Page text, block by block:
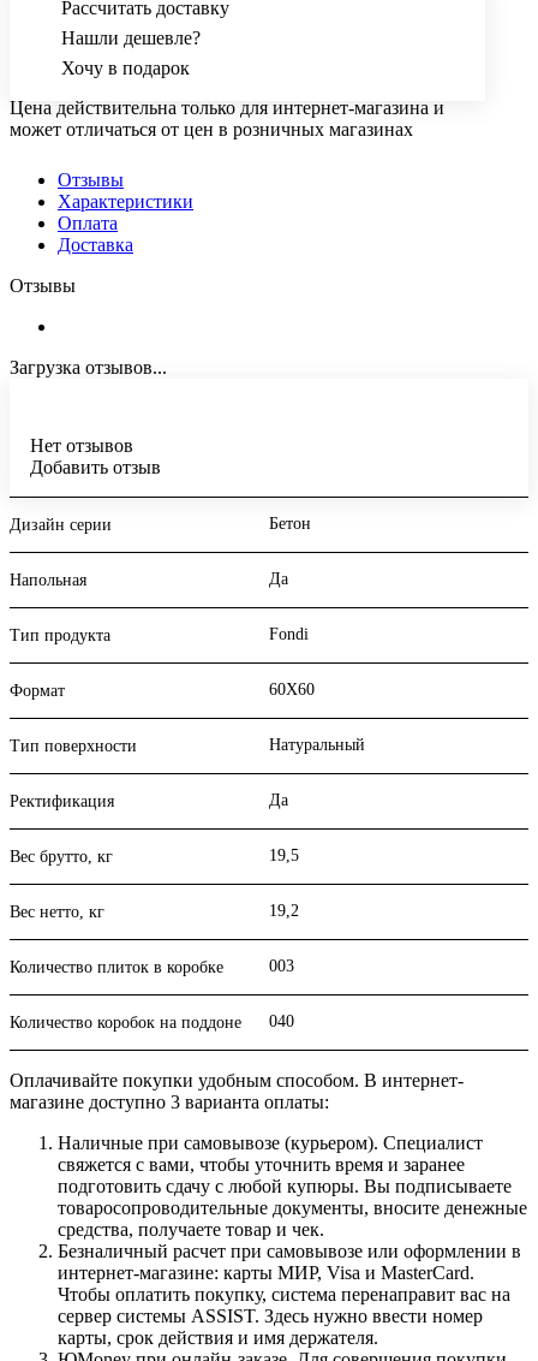
Рассчитать доставку
Нашли дешевле?
Хочу в подарок
Цена действительна только для интернет-магазина и
может отличаться от цен в розничных магазинах
Отзывы
Характеристики
Оплата
Доставка
Отзывы
Загрузка отзывов...
Нет отзывов
Добавить отзыв
Дизайн серии Бетон
Напольная Да
Тип продукта Fondi
Формат 60X60
Тип поверхности Натуральный
Ректификация Да
Вес брутто, кг 19,5
Вес нетто, кг 19,2
Количество плиток в коробке 003
Количество коробок на поддоне 040
Оплачивайте покупки удобным способом. В интернет-
магазине доступно 3 варианта оплаты:
Наличные при самовывозе (курьером). Специалист
свяжется с вами, чтобы уточнить время и заранее
подготовить сдачу с любой купюры. Вы подписываете
товаросопроводительные документы, вносите денежные
средства, получаете товар и чек.
Безналичный расчет при самовывозе или оформлении в
интернет-магазине: карты МИР, Visa и MasterCard.
Чтобы оплатить покупку, система перенаправит вас на
сервер системы ASSIST. Здесь нужно ввести номер
карты, срок действия и имя держателя.